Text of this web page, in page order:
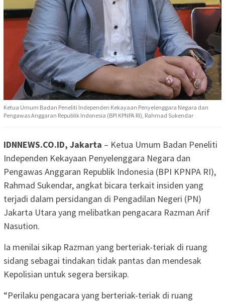
Ketua Umum Badan Peneliti Independen Kekayaan Penyelenggara Negara dan
Pengawas Anggaran Republik Indonesia (BPI KPNPA RI), Rahmad Sukendar
IDNNEWS.CO.ID, Jakarta – Ketua Umum Badan Peneliti
Independen Kekayaan Penyelenggara Negara dan
Pengawas Anggaran Republik Indonesia (BPI KPNPA RI),
Rahmad Sukendar, angkat bicara terkait insiden yang
terjadi dalam persidangan di Pengadilan Negeri (PN)
Jakarta Utara yang melibatkan pengacara Razman Arif
Nasution.
Ia menilai sikap Razman yang berteriak-teriak di ruang
sidang sebagai tindakan tidak pantas dan mendesak
Kepolisian untuk segera bersikap.
“Perilaku pengacara yang berteriak-teriak di ruang